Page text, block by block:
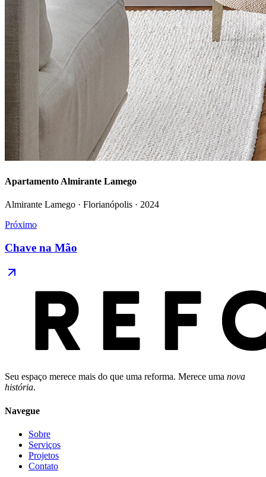
Apartamento Almirante Lamego
Almirante Lamego · Florianópolis · 2024
Próximo
Chave na Mão
Seu espaço merece mais do que uma reforma. Merece uma nova
história.
Navegue
Sobre
Serviços
Projetos
Contato